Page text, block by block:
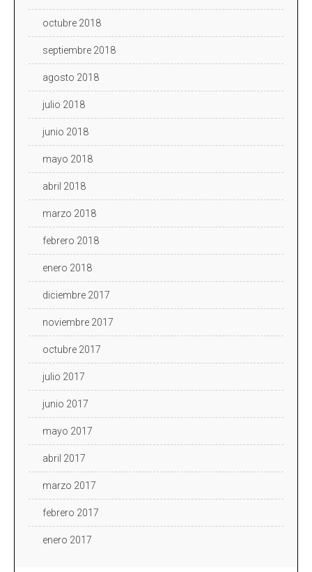
octubre 2018
septiembre 2018
agosto 2018
julio 2018
junio 2018
mayo 2018
abril 2018
marzo 2018
febrero 2018
enero 2018
diciembre 2017
noviembre 2017
octubre 2017
julio 2017
junio 2017
mayo 2017
abril 2017
marzo 2017
febrero 2017
enero 2017